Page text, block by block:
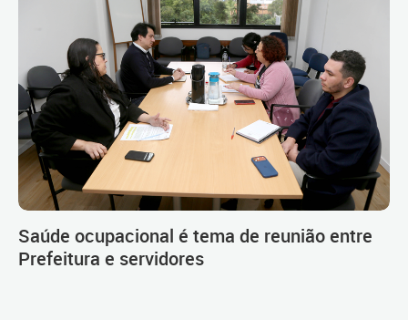
Saúde ocupacional é tema de reunião entre
Prefeitura e servidores